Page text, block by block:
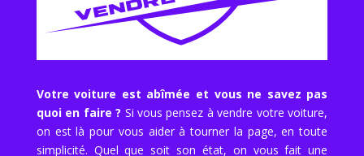
Votre voiture est abîmée et vous ne savez pas
quoi en faire ? Si vous pensez à vendre votre voiture,
on est là pour vous aider à tourner la page, en toute
simplicité. Quel que soit son état, on vous fait une